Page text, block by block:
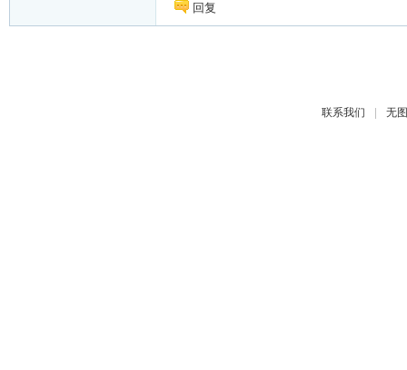
回复
联系我们 | 无